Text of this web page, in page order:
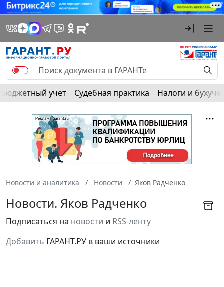
Бюджетный учет Судебная практика Налоги и
Новости и аналитика Новости Яков Радченко
Новости. Яков Радченко
Подписаться на новости и RSS-ленту
Добавить ГАРАНТ.РУ в ваши источники